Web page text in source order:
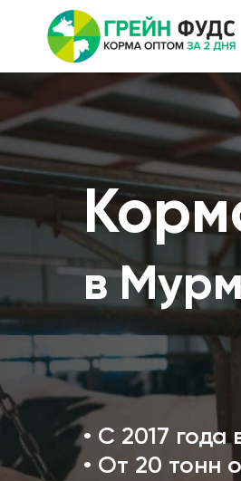
• С 2017
• От 20 тонн
в